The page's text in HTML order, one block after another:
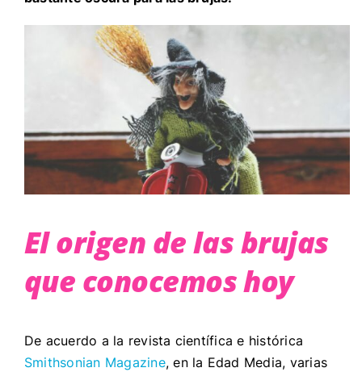
El origen de las brujas
que conocemos hoy
De acuerdo a la revista científica e histórica
Smithsonian Magazine, en la Edad Media, varias